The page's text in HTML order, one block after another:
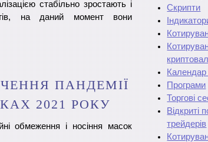
стабільно зростають і
на даний момент вони
ПАНДЕМІЇ
2021 РОКУ
обмеження і носіння масок
Скрипти
Програми
Торгові
Відкриті
трейдерів